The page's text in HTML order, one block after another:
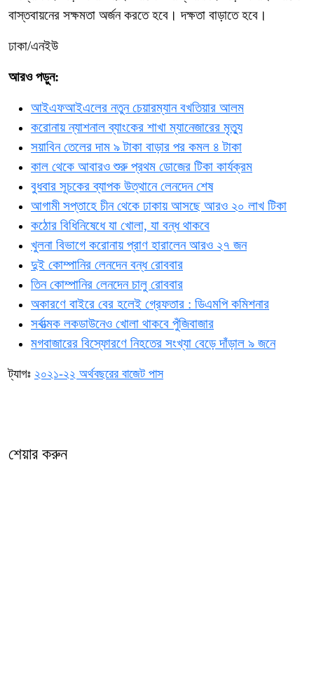
বাস্তবায়নের সক্ষমতা অর্জন করতে হবে। দক্ষতা বাড়াতে হবে।
ঢাকা/এনইউ
আরও পড়ুন:
আইএফআইএলের নতুন চেয়ারম্যান বখতিয়ার আলম
করোনায় ন্যাশনাল ব্যাংকের শাখা ম্যানেজারের মৃত্যু
সয়াবিন তেলের দাম ৯ টাকা বাড়ার পর কমল ৪ টাকা
কাল থেকে আবারও শুরু প্রথম ডোজের টিকা কার্যক্রম
বুধবার সূচকের ব্যাপক উত্থানে লেনদেন শেষ
আগামী সপ্তাহে চীন থেকে ঢাকায় আসছে আরও ২০ লাখ টিকা
কঠোর বিধিনিষেধে যা খোলা, যা বন্ধ থাকবে
খুলনা বিভাগে করোনায় প্রাণ হারালেন আরও ২৭ জন
দুই কোম্পানির লেনদেন বন্ধ রোববার
তিন কোম্পানির লেনদেন চালু রোববার
অকারণে বাইরে বের হলেই গ্রেফতার : ডিএমপি কমিশনার
সর্বাত্মক লকডাউনেও খোলা থাকবে পুঁজিবাজার
মগবাজারের বিস্ফোরণে নিহতের সংখ্যা বেড়ে দাঁড়াল ৯ জনে
ট্যাগঃ ২০২১-২২ অর্থবছরের বাজেট পাস
শেয়ার করুন